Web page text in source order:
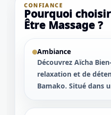
CONFIANCE
Pourquoi
Être Massage ?
Ambiance
Découvrez Aïcha
relaxation et de
Bamako. Situé dans